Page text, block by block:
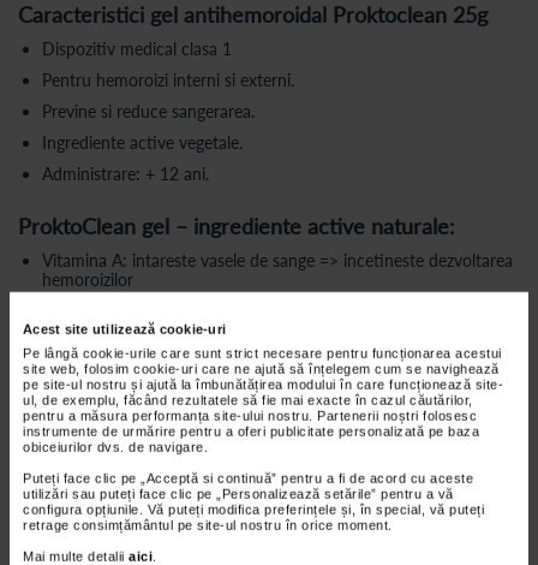
Acest site utilizează cookie-uri
Pe lângă cookie-urile care sunt strict necesare pentru funcționarea acestui
site web, folosim cookie-uri care ne ajută să înțelegem cum se navighează
pe site-ul nostru și ajută la îmbunătățirea modului în care funcționează site-
ul, de exemplu, făcând rezultatele să fie mai exacte în cazul căutărilor,
pentru a măsura performanța site-ului nostru. Partenerii noștri folosesc
instrumente de urmărire pentru a oferi publicitate personalizată pe baza
obiceiurilor dvs. de navigare.
Puteți face clic pe „Acceptă si continuă” pentru a fi de acord cu aceste
utilizări sau puteți face clic pe „Personalizează setările” pentru a vă
configura opțiunile. Vă puteți modifica preferințele și, în special, vă puteți
retrage consimțământul pe site-ul nostru în orice moment.
Mai multe detalii aici.
Caracteristici gel antihemoroidal Proktoclean 25g
Dispozitiv medical clasa 1
Pentru hemoroizi interni si externi.
Previne si reduce sangerarea.
Ingrediente active vegetale.
Administrare: + 12 ani.
ProktoClean gel – ingrediente active naturale:
Vitamina A: intareste vasele de sange => incetineste dezvoltarea
hemoroizilor
Vitamina C & E: efect puternic antioxidant
Minerale: Crom, Fier, Calciu => intareste structura peretelui
vascular Acid Salicilic => efect analgezic & anti inflamator.
Aloe Barbadensis
Geranium Thunbergii: conservant natural
Pogostemon Cablin: bacteriostatic natural
Ingrediente active vegetale: